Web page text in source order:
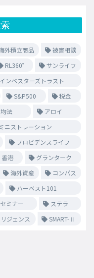
外積立商品
被害相談
RL360゜
サンライフ
インベスターズトラスト
S&P500
税金
法
アロイ
ニストレーション
プロビデンスライフ
香港
グランターク
海外資産
コンパス
ハーベスト101
ミナー
ステラ
ジェンス SMART-Ⅱ